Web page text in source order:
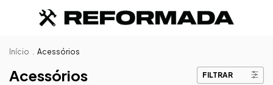
Início Acessórios
Acessórios FILTRAR